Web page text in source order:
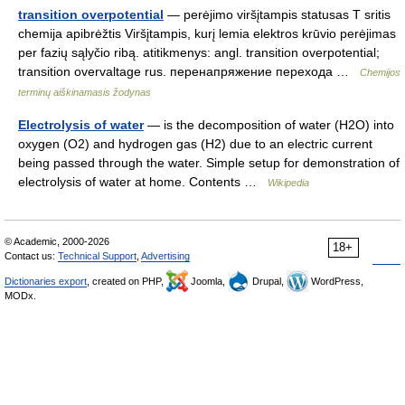
transition overpotential — perėjimo viršįtampis statusas T sritis
chemija apibrėžtis Viršįtampis, kurį lemia elektros krūvio perėjimas
per fazių sąlyčio ribą. atitikmenys: angl. transition overpotential;
transition overvaltage rus. перенапряжение перехода …
Chemijos
terminų aiškinamasis žodynas
Electrolysis of water— is the decomposition of water (H2O) into
oxygen (O2) and hydrogen gas (H2) due to an electric current
being passed through the water. Simple setup for demonstration of
electrolysis of water at home. Contents …
Wikipedia
18+
© Academic, 2000-2026
Contact us: Technical Support Advertising
Dictionaries export , created on PHP, Joomla, Drupal,
WordPress,
MODx.